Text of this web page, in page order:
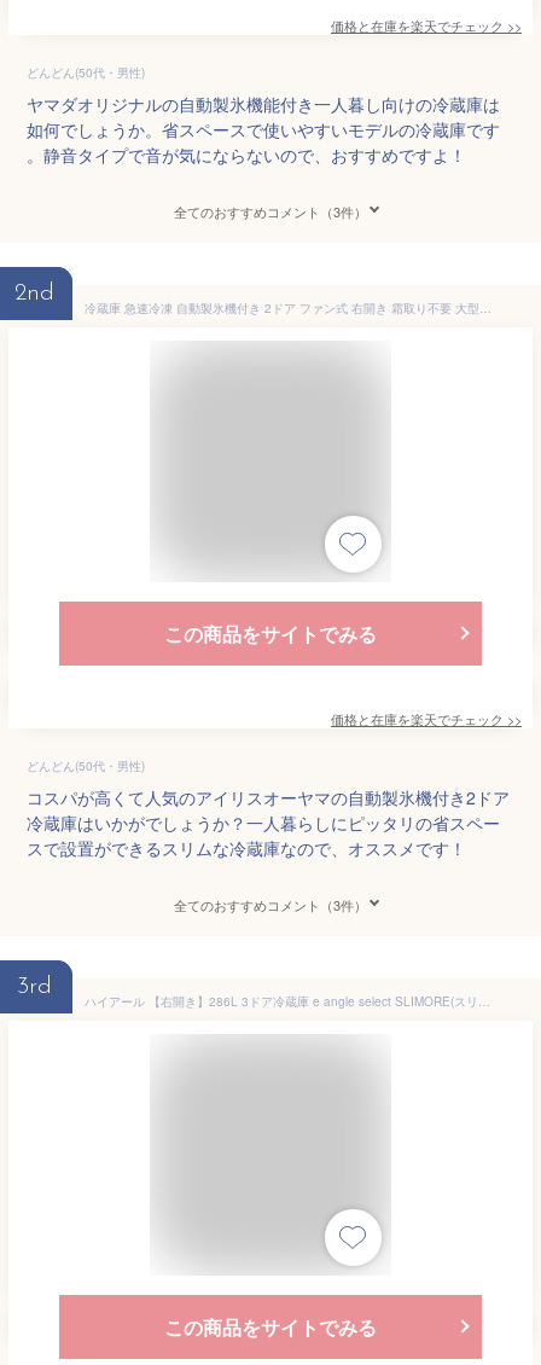
価格と在庫を楽天でチェック >>
どんどん(50代・男性)
ヤマダオリジナルの自動製氷機能付き一人暮し向けの冷蔵庫は
如何でしょうか。省スペースで使いやすいモデルの冷蔵庫です
。静音タイプで音が気にならないので、おすすめですよ！
全てのおすすめコメント（3件）
2nd
冷蔵庫 急速冷凍 自動製氷機付き 2ドア ファン式 右開き 霜取り不要 大型 スリム 大容量 省エネ 節電 301L ホワイト ブラック IRSN-I30A[2603SX]
この商品をサイトでみる
価格と在庫を楽天でチェック >>
どんどん(50代・男性)
コスパが高くて人気のアイリスオーヤマの自動製氷機付き2ドア
冷蔵庫はいかがでしょうか？一人暮らしにピッタリの省スペー
スで設置ができるスリムな冷蔵庫なので、オススメです！
全てのおすすめコメント（3件）
3rd
ハイアール 【右開き】286L 3ドア冷蔵庫 e angle select SLIMORE(スリモア) ホワイト JR-CVM29E4-W [JRCVM29E4W]【RNH】
この商品をサイトでみる